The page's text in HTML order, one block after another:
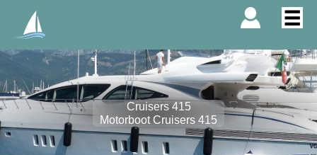
Cruisers 415
Motorboot Cruisers 415